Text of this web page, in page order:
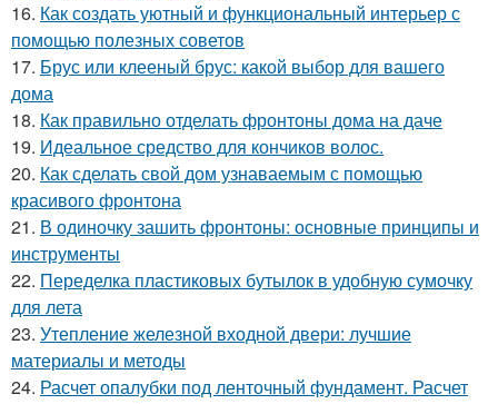
16. Как создать уютный и функциональный интерьер с
помощью полезных советов
17. Брус или клееный брус: какой выбор для вашего
дома
18. Как правильно отделать фронтоны дома на даче
19. Идеальное средство для кончиков волос.
20. Как сделать свой дом узнаваемым с помощью
красивого фронтона
21. В одиночку зашить фронтоны: основные принципы и
инструменты
22. Переделка пластиковых бутылок в удобную сумочку
для лета
23. Утепление железной входной двери: лучшие
материалы и методы
24. Расчет опалубки под ленточный фундамент. Расчет